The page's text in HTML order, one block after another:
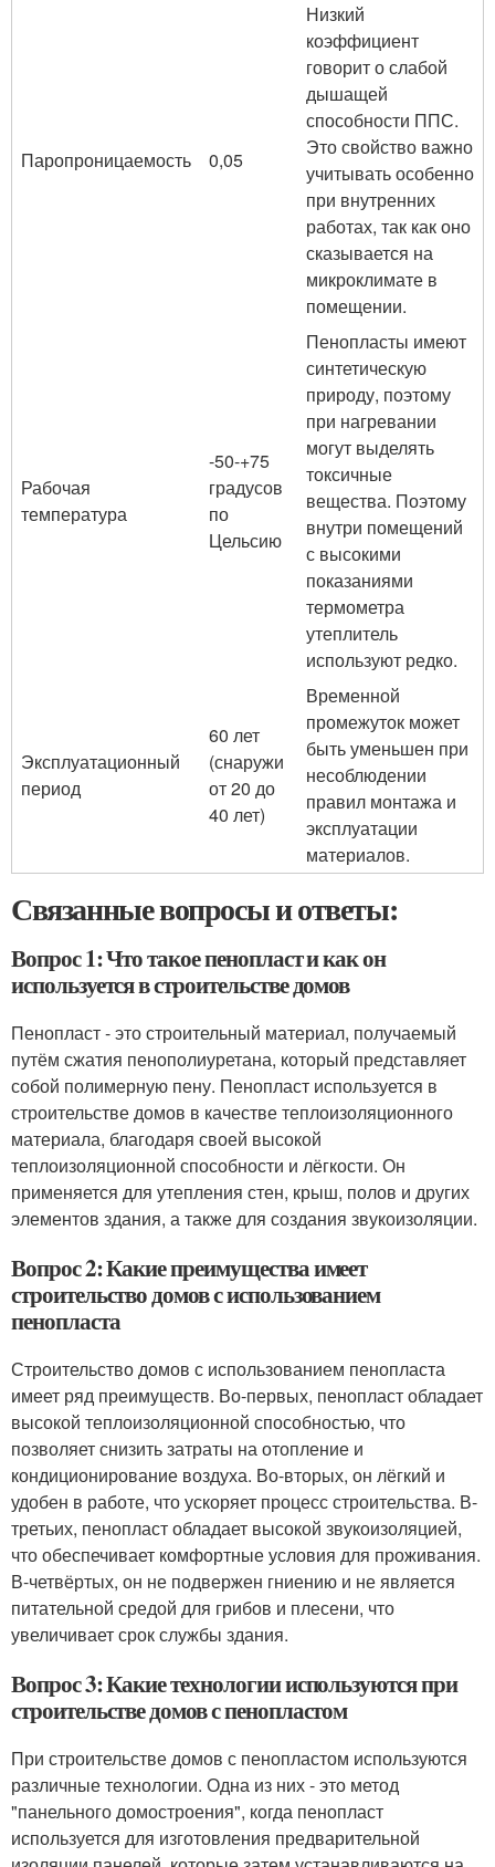
Паропроницаемость 0,05
Низкий
коэффициент
говорит о слабой
дышащей
способности ППС.
Это свойство важно
учитывать особенно
при внутренних
работах, так как оно
сказывается на
микроклимате в
помещении.
Рабочая
температура
-50-+75
градусов
по
Цельсию
Пенопласты имеют
синтетическую
природу, поэтому
при нагревании
могут выделять
токсичные
вещества. Поэтому
внутри помещений
с высокими
показаниями
термометра
утеплитель
используют редко.
Эксплуатационный
период
60 лет
(снаружи
от 20 до
40 лет)
Временной
промежуток может
быть уменьшен при
несоблюдении
правил монтажа и
эксплуатации
материалов.
Связанные вопросы и ответы:
Вопрос 1: Что такое пенопласт и как он
используется в строительстве домов
Пенопласт - это строительный материал, получаемый
путём сжатия пенополиуретана, который представляет
собой полимерную пену. Пенопласт используется в
строительстве домов в качестве теплоизоляционного
материала, благодаря своей высокой
теплоизоляционной способности и лёгкости. Он
применяется для утепления стен, крыш, полов и других
элементов здания, а также для создания звукоизоляции.
Вопрос 2: Какие преимущества имеет
строительство домов с использованием
пенопласта
Строительство домов с использованием пенопласта
имеет ряд преимуществ. Во-первых, пенопласт обладает
высокой теплоизоляционной способностью, что
позволяет снизить затраты на отопление и
кондиционирование воздуха. Во-вторых, он лёгкий и
удобен в работе, что ускоряет процесс строительства. В-
третьих, пенопласт обладает высокой звукоизоляцией,
что обеспечивает комфортные условия для проживания.
В-четвёртых, он не подвержен гниению и не является
питательной средой для грибов и плесени, что
увеличивает срок службы здания.
Вопрос 3: Какие технологии используются при
строительстве домов с пенопластом
При строительстве домов с пенопластом используются
различные технологии. Одна из них - это метод
"панельного домостроения", когда пенопласт
используется для изготовления предварительной